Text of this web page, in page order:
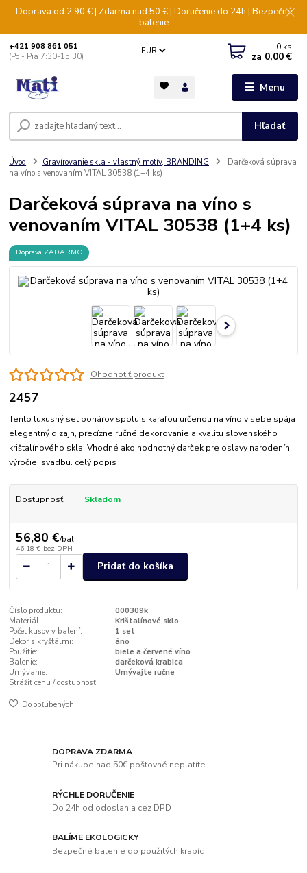
Doprava od 2,90 € | Zdarma nad 50 € | Doručenie do 24h | Bezpečné
balenie
Menu
EUR
Hľadať
+421 908 861 051
(Po - Pia 7:30-15:30)
0 ks
za 0,00 €
Úvod Gravírovanie skla - vlastný motív, BRANDING
Darčeková súprava
na víno s venovaním VITAL 30538 (1+4 ks)
Darčeková súprava na víno s
venovaním VITAL 30538 (1+4 ks)
Doprava ZADARMO
Ohodnotiť produkt
2457
Tento luxusný set pohárov spolu s karafou určenou na víno v sebe spája
elegantný dizajn, precízne ručné dekorovanie a kvalitu slovenského
krištalínového skla. Vhodné ako hodnotný darček pre oslavy narodenín,
výročie, svadbu. celý popis
Dostupnosť Skladom
56,80 €/bal
46,18 € bez DPH
Pridať do košíka
Číslo produktu:
000309k
Materiál:
Krištalínové sklo
Počet kusov v balení:
1 set
Dekor s kryštálmi:
áno
Použitie:
biele a červené víno
Balenie:
darčeková krabica
Umývanie:
Umývajte ručne
Strážiť cenu / dostupnosť
Do obľúbených
DOPRAVA ZDARMA
Pri nákupe nad 50€ poštovné neplatíte.
RÝCHLE DORUČENIE
Do 24h od odoslania cez DPD
BALÍME EKOLOGICKY
Bezpečné balenie do použitých krabíc